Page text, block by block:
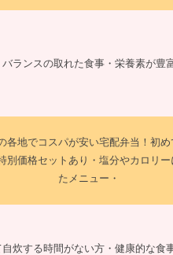
バランスの取れた食事・栄養素が豊
各地でコスパが安い宅配弁当！初め
別価格セットあり・塩分やカロリー
たメニュー・
炊する時間がない方・健康的な食